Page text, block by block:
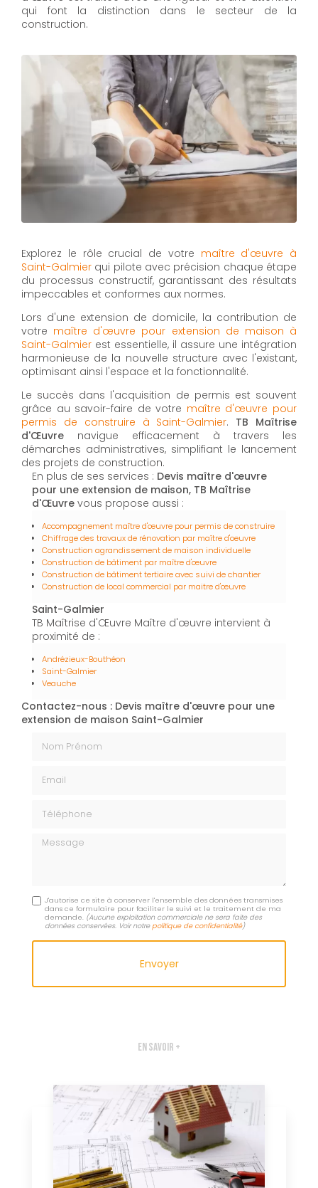
qui font la distinction dans le secteur de la
construction.
Explorez le rôle crucial de votre maître d'œuvre à
Saint-Galmier qui pilote avec précision chaque étape
du processus constructif, garantissant des résultats
impeccables et conformes aux normes.
Lors d'une extension de domicile, la contribution de
votre maître d'œuvre pour extension de maison à
Saint-Galmier est essentielle, il assure une intégration
harmonieuse de la nouvelle structure avec l'existant,
optimisant ainsi l'espace et la fonctionnalité.
Le succès dans l'acquisition de permis est souvent
grâce au savoir-faire de votre maître d'œuvre pour
permis de construire à Saint-Galmier. TB Maîtrise
d'Œuvre navigue efficacement à travers les
démarches administratives, simplifiant le lancement
des projets de construction.
En plus de ses services : Devis maître d'œuvre
pour une extension de maison, TB Maîtrise
d'Œuvre vous propose aussi :
Accompagnement maître d'œuvre pour permis de construire
Chiffrage des travaux de rénovation par maître d'oeuvre
Construction agrandissement de maison individuelle
Construction de bâtiment par maître d'œuvre
Construction de bâtiment tertiaire avec suivi de chantier
Construction de local commercial par maitre d'œuvre
Saint-Galmier
TB Maîtrise d'Œuvre Maître d'œuvre intervient à
proximité de :
Andrézieux-Bouthéon
Saint-Galmier
Veauche
Contactez-nous : Devis maître d'œuvre pour une
extension de maison Saint-Galmier
Message
J'autorise ce site à conserver l'ensemble des données transmises
dans ce formulaire pour faciliter le suivi et le traitement de ma
demande. (Aucune exploitation commerciale ne sera faite des
données conservées. Voir notrepolitique de confidentialité)
En savoir +